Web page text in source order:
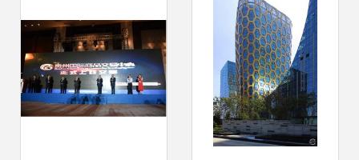
举行